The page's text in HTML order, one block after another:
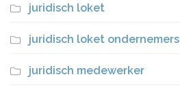
juridisch loket
juridisch loket ondernemers
juridisch medewerker